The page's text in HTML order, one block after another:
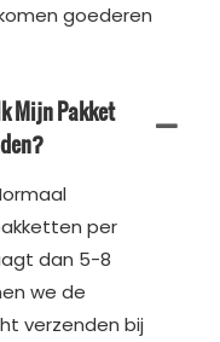
goederen
Mijn Pakket
per
​​dan 5-8
we de
verzenden bij